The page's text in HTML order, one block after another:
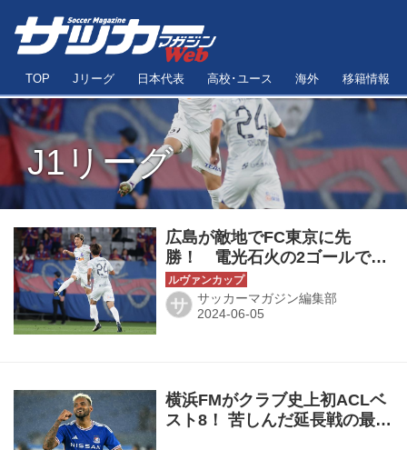
TOP Jリーグ 日本代表 高校･ユース 海外 移籍情報
J1リーグ
広島が敵地でFC東京に先
勝！ 電光石火の2ゴールで勝
利をつかみ取る◎ルヴァン杯
PO第1戦
サ サッカーマガジン編集部
横浜FMがクラブ史上初ACLベ
スト8！ 苦しんだ延長戦の最後